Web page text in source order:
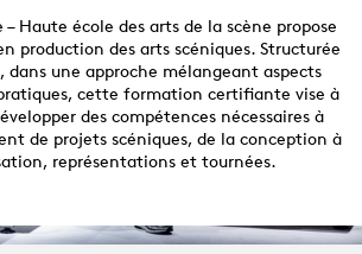
Haute école des arts de la scène propose
production des arts scéniques. Structurée
dans une approche mélangeant aspects
cette formation certifiante vise à
des compétences nécessaires à
de projets scéniques, de la conception à
représentations et tournées.